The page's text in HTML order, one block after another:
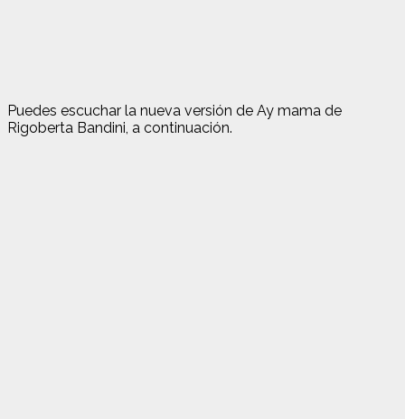
Puedes escuchar la nueva versión de Ay mama de
Rigoberta Bandini, a continuación.